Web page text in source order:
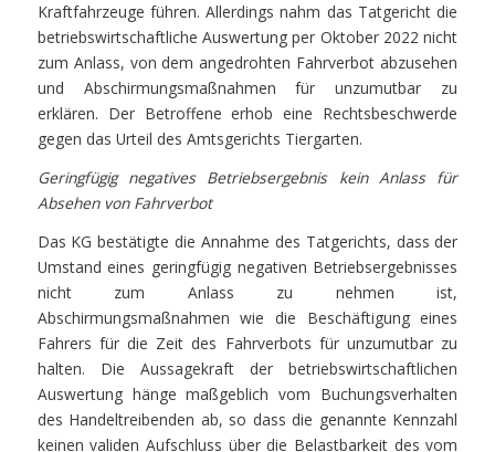
Kraftfahrzeuge führen. Allerdings nahm das Tatgericht die
betriebswirtschaftliche Auswertung per Oktober 2022 nicht
zum Anlass, von dem angedrohten Fahrverbot abzusehen
und Abschirmungsmaßnahmen für unzumutbar zu
erklären. Der Betroffene erhob eine Rechtsbeschwerde
gegen das Urteil des Amtsgerichts Tiergarten.
Geringfügig negatives Betriebsergebnis kein Anlass für
Absehen von Fahrverbot
Das KG bestätigte die Annahme des Tatgerichts, dass der
Umstand eines geringfügig negativen Betriebsergebnisses
nicht zum Anlass zu nehmen ist,
Abschirmungsmaßnahmen wie die Beschäftigung eines
Fahrers für die Zeit des Fahrverbots für unzumutbar zu
halten. Die Aussagekraft der betriebswirtschaftlichen
Auswertung hänge maßgeblich vom Buchungsverhalten
des Handeltreibenden ab, so dass die genannte Kennzahl
keinen validen Aufschluss über die Belastbarkeit des vom